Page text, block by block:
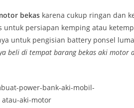
bekas karena cukup ringan dan
persiapan kemping atau
untuk pengisian battery ponsel
beli di tempat barang bekas aki motor